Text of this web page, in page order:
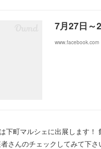
7月27日～
www.facebook.com
下町マルシェに出展します！
さんのチェックしてみて下